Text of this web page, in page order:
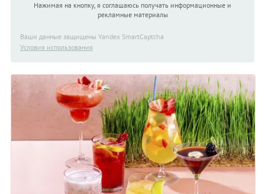
Нажимая на кнопку, я соглашаюсь получать информационные и
рекламные материалы
Ваши данные защищены Yandex SmartCaptcha
Условия использования